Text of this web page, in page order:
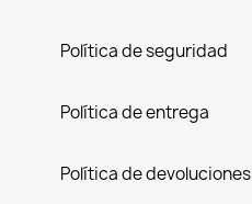
Política de seguridad
Política de entrega
Política de devoluciones